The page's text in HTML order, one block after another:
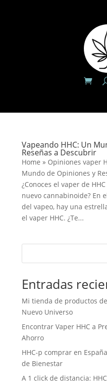
Vapeando HHC: Un
Reseñas a Descubrir
Home » Opiniones vaper
Mundo de Opiniones y
¿Conoces el vaper de
nuevo cannabinoide? En
del vapeo, hay una
el vaper HHC. ¿Te...
Entradas
Mi tienda de productos
Nuevo Universo
Encontrar Vaper HHC a
Ahorro
HHC-p comprar en
de Bienestar
A 1 click de distancia: